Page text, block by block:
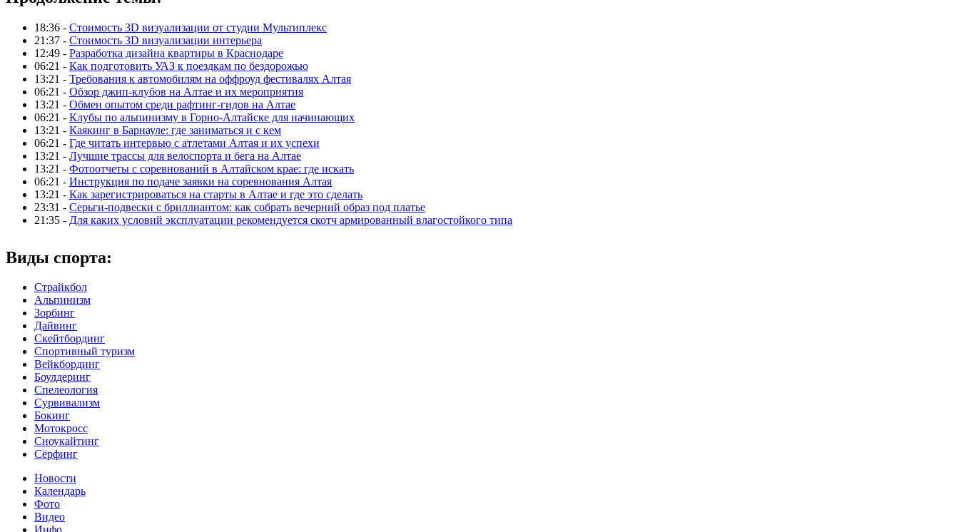
18:36 - Стоимость 3D визуализации от студии Мультиплекс
21:37 - Стоимость 3D визуализации интерьера
12:49 - Разработка дизайна квартиры в Краснодаре
06:21 - Как подготовить УАЗ к поездкам по бездорожью
13:21 - Требования к автомобилям на оффроуд фестивалях Алтая
06:21 - Обзор джип-клубов на Алтае и их мероприятия
13:21 - Обмен опытом среди рафтинг-гидов на Алтае
06:21 - Клубы по альпинизму в Горно-Алтайске для начинающих
13:21 - Каякинг в Барнауле: где заниматься и с кем
06:21 - Где читать интервью с атлетами Алтая и их успехи
13:21 - Лучшие трассы для велоспорта и бега на Алтае
13:21 - Фотоотчеты с соревнований в Алтайском крае: где искать
06:21 - Инструкция по подаче заявки на соревнования Алтая
13:21 - Как зарегистрироваться на старты в Алтае и где это сделать
23:31 - Серьги-подвески с бриллиантом: как собрать вечерний образ под платье
21:35 - Для каких условий эксплуатации рекомендуется скотч армированный влагостойкого типа
Виды спорта:
Страйкбол
Альпинизм
Зорбинг
Дайвинг
Скейтбординг
Спортивный туризм‎
Вейкбординг
Боулдеринг
Спелеология
Сурвивализм
Бокинг
Мотокросс
Сноукайтинг
Сёрфинг
Новости
Календарь
Фото
Видео